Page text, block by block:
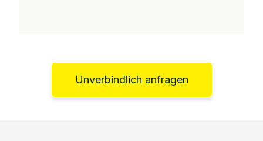
Unverbindlich anfragen